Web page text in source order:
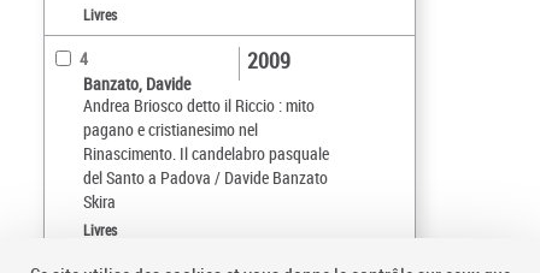
Livres
4
Banzato, Davide
Andrea Briosco detto il Riccio : mito
pagano e cristianesimo nel
Rinascimento. Il candelabro pasquale
del Santo a Padova / Davide Banzato
Skira
2009
Livres